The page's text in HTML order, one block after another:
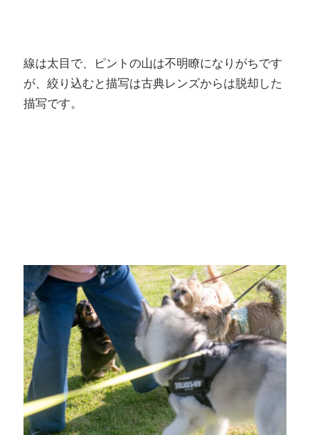
線は太目で、ピントの山は不明瞭になりがちです
が、絞り込むと描写は古典レンズからは脱却した
描写です。